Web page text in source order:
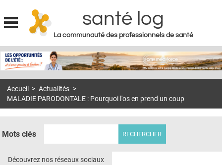
Jump to navigation
santé log
La communauté des professionnels de santé
MON COMPTE
S'ABONNER À LA REVUE SOIN À DOMICILE
DOSSIERS
Accueil > Actualités >
MALADIE PARODONTALE : Pourquoi l'os en prend un coup
Mots clés
Découvrez nos réseaux sociaux